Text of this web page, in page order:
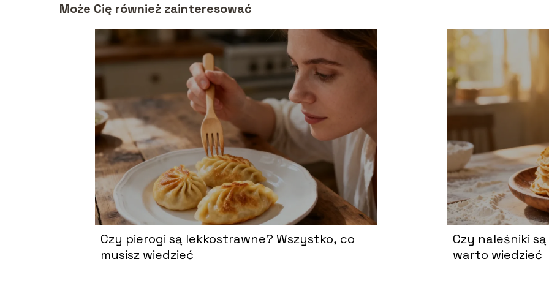
Może Cię również zainteresować
Czy pierogi są lekkostrawne? Wszystko, co
musisz wiedzieć
Czy naleśniki
warto wiedzieć